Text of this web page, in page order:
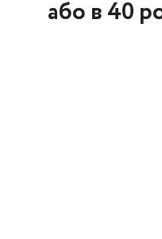
або в 40